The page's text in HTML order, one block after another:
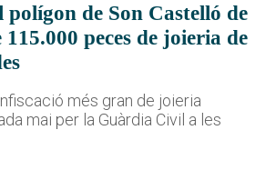
polígon de Son Castelló de
115.000 peces de joieria de
més gran de joieria
mai per la Guàrdia Civil a les